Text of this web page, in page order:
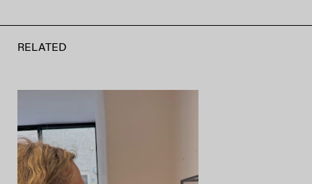
RELATED